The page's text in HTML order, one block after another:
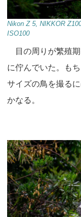
Nikon Z 5, NIKKOR
ISO100
目の周りが繁殖期
に佇んでいた。も
サイズの鳥を撮る
かなる。